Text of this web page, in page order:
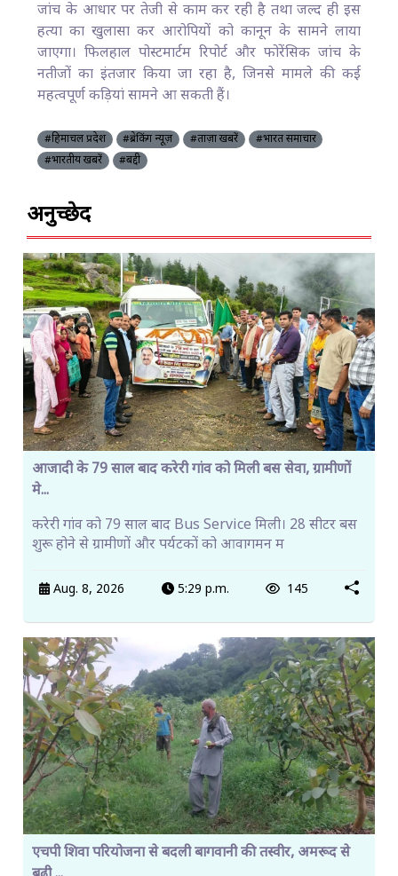
जांच के आधार पर तेजी से काम कर रही है तथा जल्द ही इस
हत्या का खुलासा कर आरोपियों को कानून के सामने लाया
जाएगा। फिलहाल पोस्टमार्टम रिपोर्ट और फोरेंसिक जांच के
नतीजों का इंतजार किया जा रहा है, जिनसे मामले की कई
महत्वपूर्ण कड़ियां सामने आ सकती हैं।
#हिमाचल प्रदेश #ब्रेकिंग न्यूज़ #ताज़ा खबरें
#भारत समाचार
#भारतीय खबरें
#बद्दी
अनुच्छेद
आजादी के 79 साल बाद करेरी गांव को मिली बस सेवा, ग्रामीणों
मे...
करेरी गांव को 79 साल बाद Bus Service मिली। 28 सीटर बस
शुरू होने से ग्रामीणों और पर्यटकों को आवागमन म
Aug. 8, 2026 5:29 p.m. 145
एचपी शिवा परियोजना से बदली बागवानी की तस्वीर, अमरूद से